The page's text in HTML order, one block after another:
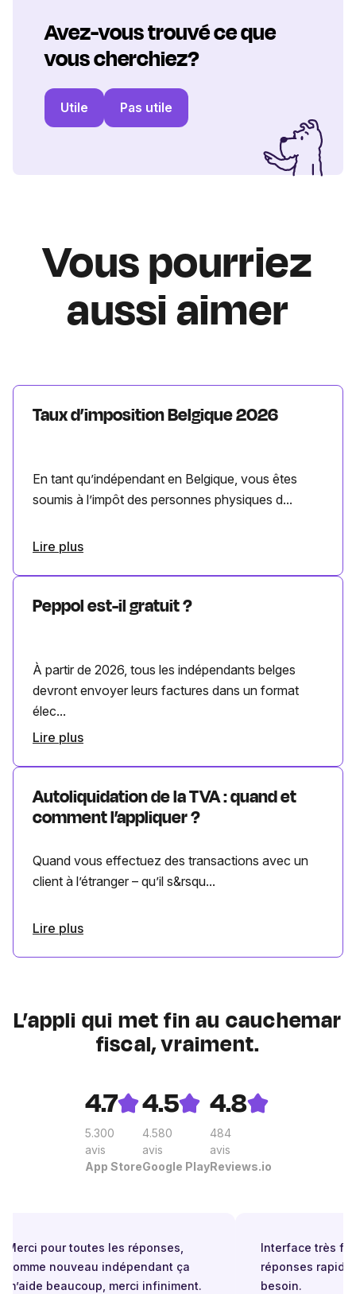
Avez-vous trouvé ce que
vous cherchiez?
Utile Pas utile
Vous pourriez
aussi aimer
Taux d’imposition Belgique 2026
En tant qu’indépendant en Belgique, vous êtes
soumis à l’impôt des personnes physiques d...
Lire plus
Peppol est-il gratuit ?
À partir de 2026, tous les indépendants belges
devront envoyer leurs factures dans un format
élec...
Lire plus
Autoliquidation de la TVA : quand et
comment l’appliquer ?
Quand vous effectuez des transactions avec un
client à l’étranger – qu’il s&rsqu...
Lire plus
L’appli qui met fin au cauchemar
fiscal, vraiment.
4.7
5.300
avis
App Store
4.5
4.580
avis
Google Play
4.8
484
avis
Reviews.io
Merci pour toutes les réponses,
comme nouveau indépendant ça
m’aide beaucoup, merci infiniment.
Interface très
réponses
besoin.